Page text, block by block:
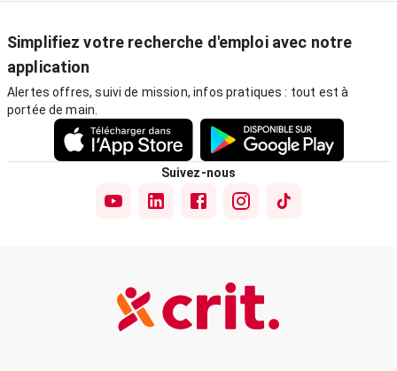
Simplifiez votre recherche d'emploi avec notre
application
Alertes offres, suivi de mission, infos pratiques : tout est à
portée de main.
Suivez-nous